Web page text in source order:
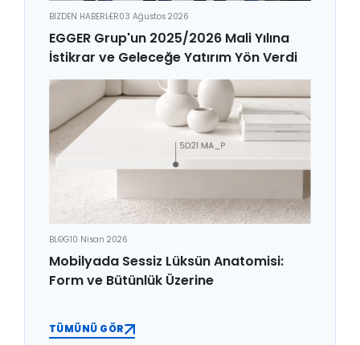
BİZDEN HABERLER03 Ağustos 2026
EGGER Grup'un 2025/2026 Mali Yılına
İstikrar ve Geleceğe Yatırım Yön Verdi
BLOG10 Nisan 2026
Mobilyada Sessiz Lüksün Anatomisi:
Form ve Bütünlük Üzerine
TÜMÜNÜ GÖR